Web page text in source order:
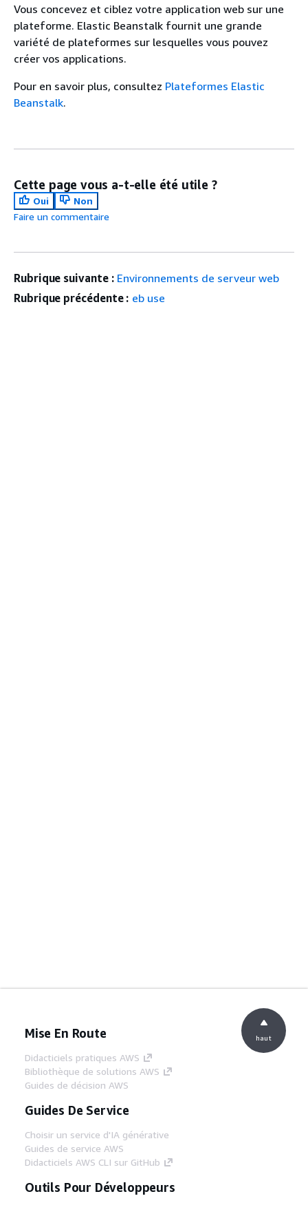
Vous concevez et ciblez votre application web sur une
plateforme. Elastic Beanstalk fournit une grande
variété de plateformes sur lesquelles vous pouvez
créer vos applications.
Pour en savoir plus, consultez Plateformes Elastic
Beanstalk.
Cette page vous a-t-elle été utile ?
Oui
Non
Faire un commentaire
Rubrique suivante : Environnements de serveur web
Rubrique précédente : eb use
Mise En Route
Didacticiels pratiques AWS
Bibliothèque de solutions AWS
Guides de décision AWS
Guides De Service
Choisir un service d'IA générative
Guides de service AWS
Didacticiels AWS CLI sur GitHub
Outils Pour Développeurs
haut